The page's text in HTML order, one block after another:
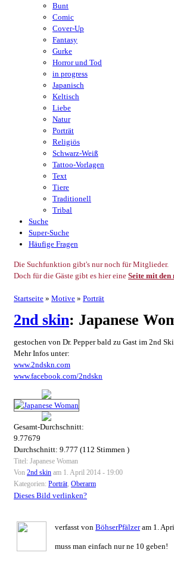
Bunt
Comic
Cover-Up
Fantasy
Gurke
Horror und Tod
in progress
Japanisch
Keltisch
Liebe
Natur
Porträt
Religiös
Schwarz-Weiß
Tattoo-Vorlagen
Text
Tiere
Traditionell
Tribal
Suche
Super-Suche
Häufige Fragen
Die Suchfunktion gibt's nur noch für Mitglieder.
Doch für die Gäste gibt es hier eine Seite mit den
Startseite » Motive » Porträt
2nd skin: Japanese
gestochen von Dr. Pepper bald zu Gast im 2nd
Mehr Infos unter:
www.2ndskn.com
www.facebook.com/2ndskn
Gesamt-Durchschnitt:
9.77679
Durchschnitt: 9.777 (112 Stimmen )
Titel: Japanese Woman
Von 2nd skin am 1. April 2014 - 19:00
Kategorien: Porträt, Oberarm
Dieses Bild verlinken?
verfasst von BöhserPfälzeram 1.
muss man einfach nur ne 10 geben!